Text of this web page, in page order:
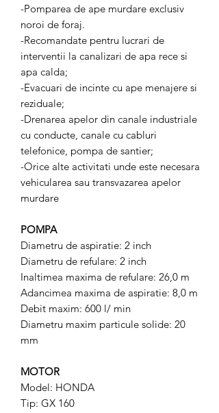
-Pomparea de ape murdare exclusiv
noroi de foraj.
-Recomandate pentru lucrari de
interventii la canalizari de apa rece si
apa calda;
-Evacuari de incinte cu ape menajere si
reziduale;
-Drenarea apelor din canale industriale
cu conducte, canale cu cabluri
telefonice, pompa de santier;
-Orice alte activitati unde este necesara
vehicularea sau transvazarea apelor
murdare
POMPA
Diametru de aspiratie: 2 inch
Diametru de refulare: 2 inch
Inaltimea maxima de refulare: 26,0 m
Adancimea maxima de aspiratie: 8,0 m
Debit maxim: 600 l/ min
Diametru maxim particule solide: 20
mm
MOTOR
Model: HONDA
Tip: GX 160